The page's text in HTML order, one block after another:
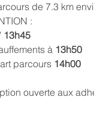
de 7.3 km
:
13h45
à 13h50
parcours 14h00
ouverte aux